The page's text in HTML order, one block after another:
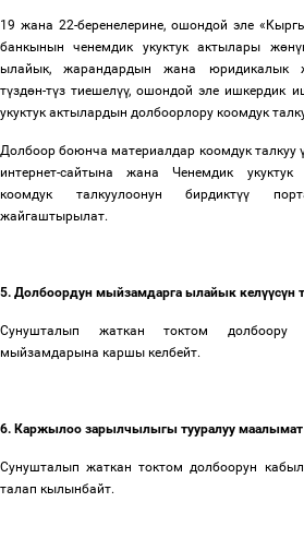
19 жана 22-беренелерине, ошондой эле
банкынын ченемдик укуктук актылары жөнү
ылайык, жарандардын жана юридикалык
түздөн-түз тиешелүү, ошондой эле ишкердик
укуктук актылардын долбоорлору коомдук
Долбоор боюнча материалдар коомдук талкуу
интернет-сайтына жана Ченемдик
коомдук талкуулоонун бирдиктүү
жайгаштырылат.
5. Долбоордун мыйзамдарга ылайык келүүсүн
Сунушталып жаткан токтом долбоору
мыйзамдарына каршы келбейт.
6. Каржылоо зарылчылыгы тууралуу маалымат
Сунушталып жаткан токтом долбоорун
талап кылынбайт.